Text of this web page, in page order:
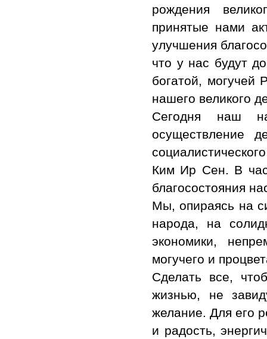
рождения
принятые нами
улучшения
что у нас будут
богатой, могучей
нашего великого
Сегодня наш
осуществление
Ким Ир Сен. В
благосостояния
Мы, опираясь на
народа, на
экономики,
могучего и
Сделать все,
жизнью, не
желание. Для его
и радость,